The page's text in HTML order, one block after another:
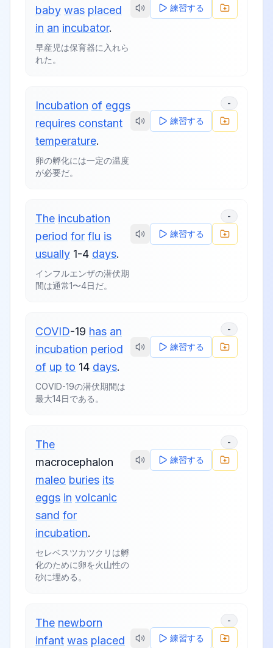
baby was placed
in an incubator.
早産児は保育器に入れら
れた。
練習する
Incubation of eggs
requires constant
temperature.
卵の孵化には一定の温度
が必要だ。
-
練習する
The incubation
period for flu is
usually 1-4 days.
インフルエンザの潜伏期
間は通常1〜4日だ。
-
練習する
COVID-19 has an
incubation period
of up to 14 days.
COVID-19の潜伏期間は
最大14日である。
-
練習する
The
macrocephalon
maleo buries its
eggs in volcanic
sand for
incubation.
セレベスツカツクリは孵
化のために卵を火山性の
砂に埋める。
-
練習する
The newborn
infant was placed
-
練習する